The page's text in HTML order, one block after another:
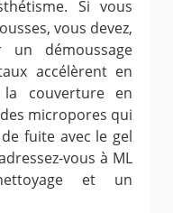
Si vous
vous devez,
un démoussage
accélèrent en
couverture en
micropores qui
fuite avec le gel
vous à ML
et un